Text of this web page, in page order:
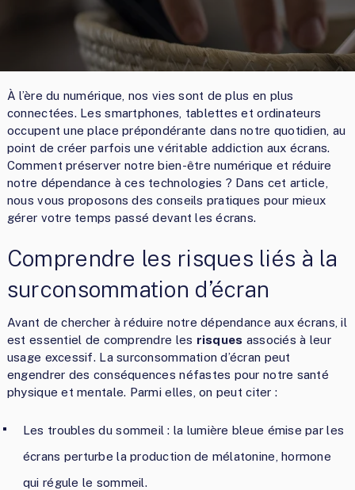
À l’ère du numérique, nos vies sont de plus en plus
connectées. Les smartphones, tablettes et ordinateurs
occupent une place prépondérante dans notre quotidien, au
point de créer parfois une véritable addiction aux écrans.
Comment préserver notre bien-être numérique et réduire
notre dépendance à ces technologies ? Dans cet article,
nous vous proposons des conseils pratiques pour mieux
gérer votre temps passé devant les écrans.
Comprendre les risques liés à la
surconsommation d’écran
Avant de chercher à réduire notre dépendance aux écrans, il
est essentiel de comprendre les risques associés à leur
usage excessif. La surconsommation d’écran peut
engendrer des conséquences néfastes pour notre santé
physique et mentale. Parmi elles, on peut citer :
Les troubles du sommeil : la lumière bleue émise par les
écrans perturbe la production de mélatonine, hormone
qui régule le sommeil.